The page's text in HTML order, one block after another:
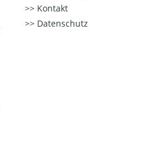
Kontakt
Datenschutz